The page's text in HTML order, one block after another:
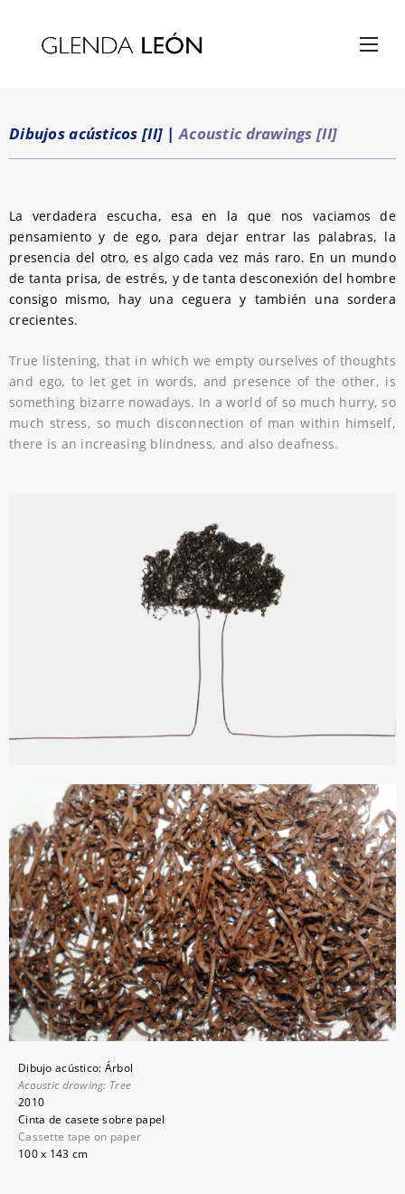
Dibujos acústicos [II] | Acoustic drawings [II]
La verdadera escucha, esa en la que nos vaciamos de
pensamiento y de ego, para dejar entrar las palabras, la
presencia del otro, es algo cada vez más raro. En un mundo
de tanta prisa, de estrés, y de tanta desconexión del hombre
consigo mismo, hay una ceguera y también una sordera
crecientes.
True listening, that in which we empty ourselves of thoughts
and ego, to let get in words, and presence of the other, is
something bizarre nowadays. In a world of so much hurry, so
much stress, so much disconnection of man within himself,
there is an increasing blindness, and also deafness.
Dibujo acústico: Árbol
Acoustic drawing: Tree
2010
Cinta de casete sobre papel
Cassette tape on paper
100 x 143 cm